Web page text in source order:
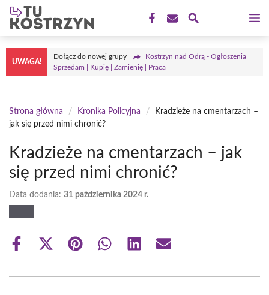
Przejdź
treści
UWAGA!
Dołącz do nowej grupy
Kostrzyn nad Odrą - Ogłoszenia |
Sprzedam | Kupię | Zamienię | Praca
Strona główna / Kronika Policyjna /
Kradzieże na cmentarzach –
jak się przed nimi chronić?
Kradzieże na cmentarzach – jak
się przed nimi chronić?
Data dodania: 31 października 2024 r.
Share
Share
(Twitter)
Share Share Share Share